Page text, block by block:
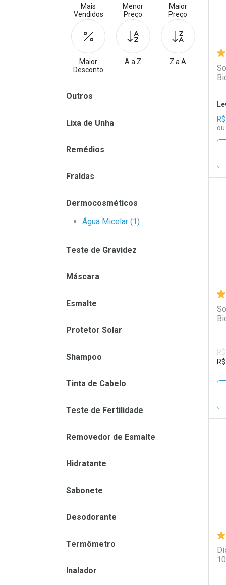
R$
R$
Mais
Vendidos
Menor
Preço
Maior
Preço
Maior
Desconto
A a Z Z a A
Filtros
Outros
Lixa de Unha
Remédios
Fraldas
Dermocosméticos
Água Micelar (1)
Teste de Gravidez
Máscara
Esmalte
Protetor Solar
Shampoo
Tinta de Cabelo
Teste de Fertilidade
Removedor de Esmalte
Hidratante
Sabonete
Desodorante
Termômetro
Inalador